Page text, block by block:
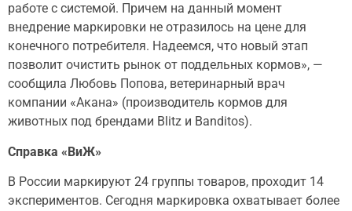
работе с системой. Причем на данный момент
внедрение маркировки не отразилось на цене для
конечного потребителя. Надеемся, что новый этап
позволит очистить рынок от поддельных кормов», —
сообщила Любовь Попова, ветеринарный врач
компании «Акана» (производитель кормов для
животных под брендами Blitz и Banditos).
Справка «ВиЖ»
В России маркируют 24 группы товаров, проходит 14
экспериментов. Сегодня маркировка охватывает более